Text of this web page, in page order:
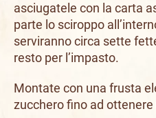
asciugatele con la carta
parte lo sciroppo
serviranno circa sette
resto per l’impasto.
Montate con una frusta
zucchero fino ad